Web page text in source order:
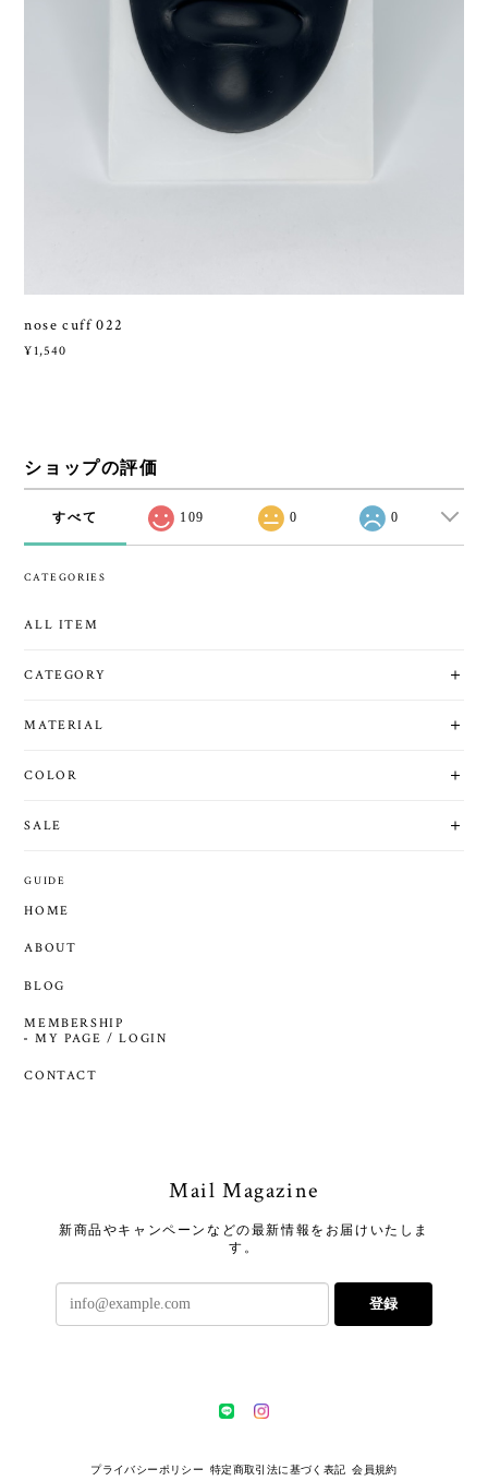
nose cuff 022
¥1,540
ショップの評価
すべて 109 0 0
CATEGORIES
ALL ITEM
CATEGORY
MATERIAL
COLOR
SALE
GUIDE
HOME
ABOUT
BLOG
MEMBERSHIP
MY PAGE / LOGIN
CONTACT
Mail Magazine
新商品やキャンペーンなどの最新情報をお届けいたしま
す。
登録
プライバシーポリシー 特定商取引法に基づく表記 会員規約